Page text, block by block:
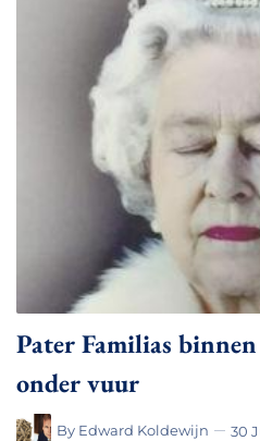
Pater Familias
onder vuur
By Edward Koldewijn 30